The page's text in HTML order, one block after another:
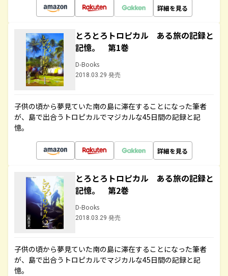
詳細を見る
とろとろトロピカル ある旅の記録と
記憶。 第1巻
D-Books
2018.03.29 発売
子供の頃から夢見ていた南の島に滞在することになった筆者
が、島で出合うトロピカルでマジカルな45日間の記録と記
憶。
詳細を見る
とろとろトロピカル ある旅の記録と
記憶。 第2巻
D-Books
2018.03.29 発売
子供の頃から夢見ていた南の島に滞在することになった筆者
が、島で出合うトロピカルでマジカルな45日間の記録と記
憶。